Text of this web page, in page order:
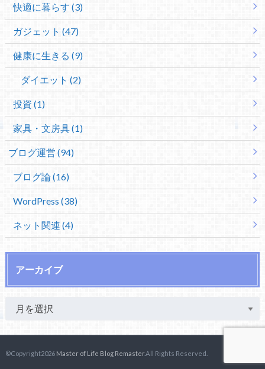
快適に暮らす (3)
ガジェット (47)
健康に生きる (9)
ダイエット (2)
投資 (1)
家具・文房具 (1)
ブログ運営 (94)
ブログ論 (16)
WordPress (38)
ネット関連 (4)
アーカイブ
©Copyright2026 Master of Life Blog Remaster.All Rights Reserved.